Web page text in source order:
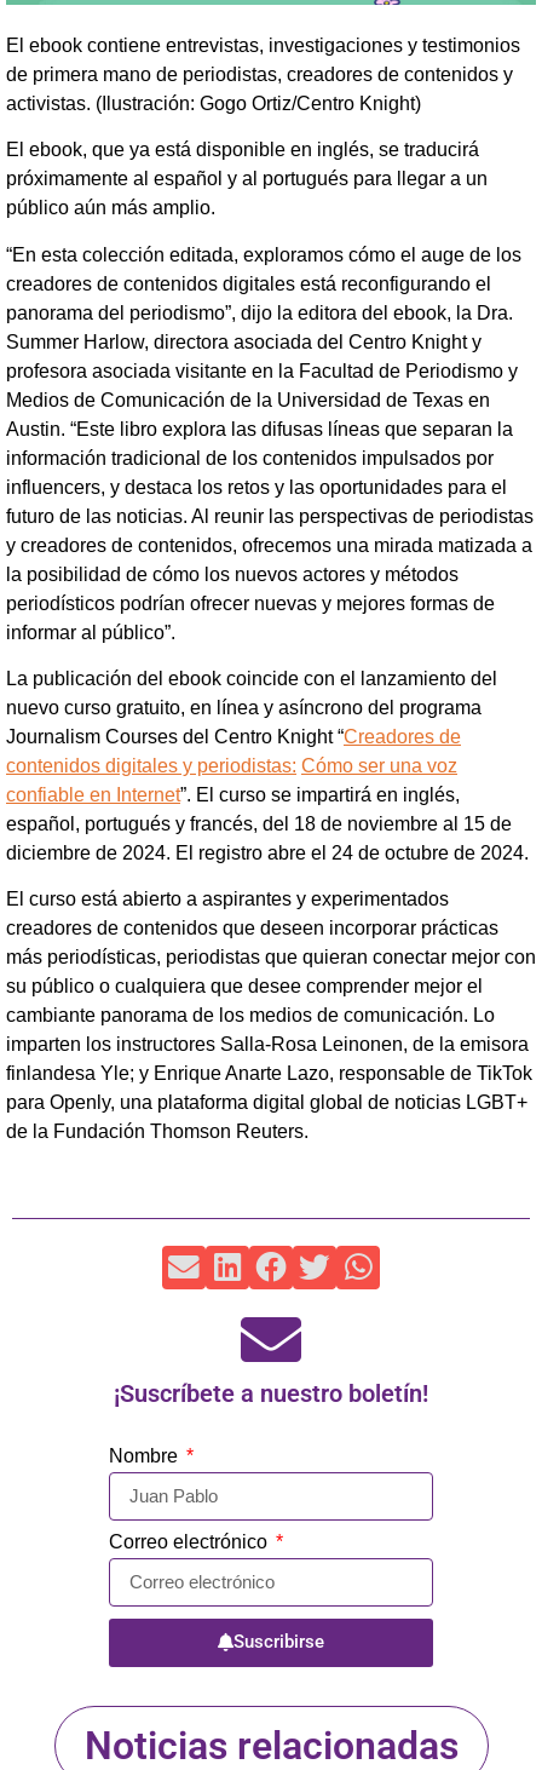
El ebook contiene entrevistas, investigaciones y testimonios
de primera mano de periodistas, creadores de contenidos y
activistas. (Ilustración: Gogo Ortiz/Centro Knight)
El ebook, que ya está disponible en inglés, se traducirá
próximamente al español y al portugués para llegar a un
público aún más amplio.
“En esta colección editada, exploramos cómo el auge de los
creadores de contenidos digitales está reconfigurando el
panorama del periodismo”, dijo la editora del ebook, la Dra.
Summer Harlow, directora asociada del Centro Knight y
profesora asociada visitante en la Facultad de Periodismo y
Medios de Comunicación de la Universidad de Texas en
Austin. “Este libro explora las difusas líneas que separan la
información tradicional de los contenidos impulsados por
influencers, y destaca los retos y las oportunidades para el
futuro de las noticias. Al reunir las perspectivas de periodistas
y creadores de contenidos, ofrecemos una mirada matizada a
la posibilidad de cómo los nuevos actores y métodos
periodísticos podrían ofrecer nuevas y mejores formas de
informar al público”.
La publicación del ebook coincide con el lanzamiento del
nuevo curso gratuito, en línea y asíncrono del programa
Journalism Courses del Centro Knight “Creadores de
contenidos digitales y periodistas: Cómo ser una voz
confiable en Internet”. El curso se impartirá en inglés,
español, portugués y francés, del 18 de noviembre al 15 de
diciembre de 2024. El registro abre el 24 de octubre de 2024.
El curso está abierto a aspirantes y experimentados
creadores de contenidos que deseen incorporar prácticas
más periodísticas, periodistas que quieran conectar mejor con
su público o cualquiera que desee comprender mejor el
cambiante panorama de los medios de comunicación. Lo
imparten los instructores Salla-Rosa Leinonen, de la emisora
finlandesa Yle; y Enrique Anarte Lazo, responsable de TikTok
para Openly, una plataforma digital global de noticias LGBT+
de la Fundación Thomson Reuters.
¡Suscríbete a nuestro boletín!
Nombre
Correo electrónico
Suscribirse
Noticias relacionadas